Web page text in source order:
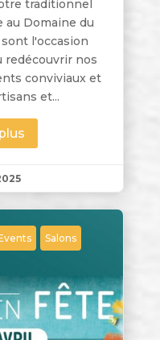
traditionnel
au Domaine du
sont l'occasion
redécouvrir nos
conviviaux et
et...
Salons